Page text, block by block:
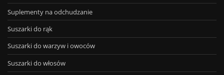
Suplementy na odchudzanie
Suszarki do rąk
Suszarki do warzyw i owoców
Suszarki do włosów